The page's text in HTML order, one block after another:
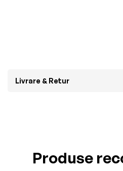
Livrare & Retur
Produse